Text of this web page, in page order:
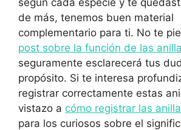
de más, tenemos buen material
complementario para ti. No te
post sobre la función de las
seguramente esclarecerá tus
propósito. Si te interesa
registrar correctamente estas
vistazo a cómo registrar las
para los curiosos sobre el